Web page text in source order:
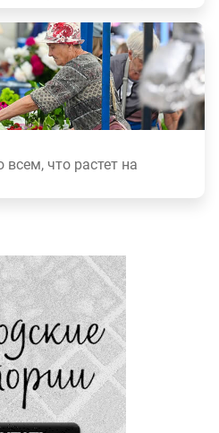
всем, что растет на